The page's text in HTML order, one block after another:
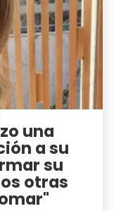
una
a su
su
otras